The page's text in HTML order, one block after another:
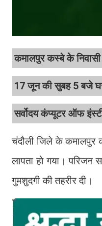
कमालपुर कस्बे के निवासी
17 जून की सुबह 5 बजे
सर्वोदय कंप्यूटर ऑफ
चंदौली जिले के कमालपुर
लापता हो गया। परिजन
गुमशुदगी की तहरीर दी।